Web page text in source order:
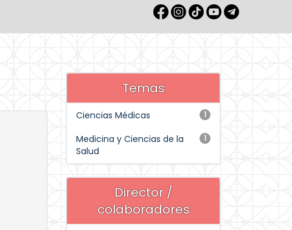
Temas
1
Ciencias Médicas
1
Medicina y Ciencias de la
Salud
Director /
colaboradores